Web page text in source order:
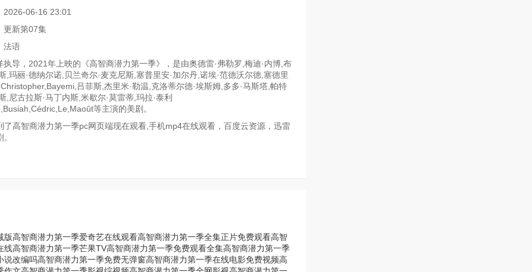
2026-06-16 23:01
更新第07集
法语
执导，2021年上映的《高智商潜力第一季》，是由奥德雷·弗勒罗,梅迪·内博,布
,玛丽·德纳尔诺,贝兰奇尔·麦克尼斯,塞普里安·加尔丹,诺埃·范德沃尔德,塞德里
吕菲斯,杰里米·勒温,克洛蒂尔德·埃斯姆,多多·马斯塔,帕特
,尼古拉斯·马丁内斯,米歇尔·莫雷蒂,玛拉·泰利
等主演的美剧。
高智商潜力第一季pc网页端现在观看,手机mp4在线观看，百度云资源，迅雷
版高智商潜力第一季爱奇艺在线观看高智商潜力第一季全集正片免费观看高智
线高智商潜力第一季芒果TV高智商潜力第一季免费观看全集高智商潜力第一季
说改编吗高智商潜力第一季免费无弹窗高智商潜力第一季在线电影免费视频高